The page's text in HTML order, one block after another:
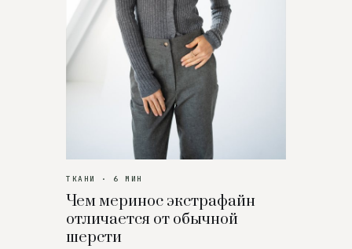
ТКАНИ · 6 МИН
Чем меринос экстрафайн
отличается от обычной
шерсти